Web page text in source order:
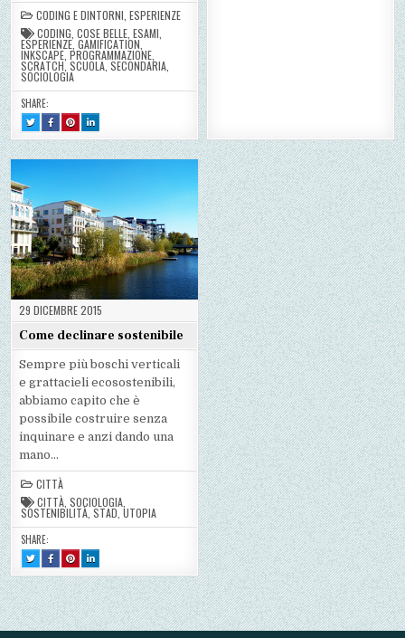
CODING E DINTORNI ,ESPERIENZE
CODING ,COSE BELLE ,ESAMI
ESPERIENZE,GAMIFICATION
INKSCAPE ,PROGRAMMAZIONE
SCRATCH,SCUOLA ,SECONDARIA
SOCIOLOGIA
SHARE:
TWEET
THIS!
:
IL
GIOCO:
SHARE
THIS
ON
FACEBOOK
:
DEI
RAGAZZI
SHARE
THIS
ON
PINTEREST
:
DEI
RAGAZZI
SHARE
THIS
ON
LINKEDIN
:
DEI
RAGAZZI
29 DICEMBRE 2015
Come declinare sostenibile
Sempre più boschi verticali
e grattacieli ecosostenibili,
abbiamo capito che è
possibile costruire senza
inquinare e anzi dando una
mano…
CITTÀ
CITTÀ ,SOCIOLOGIA
SOSTENIBILITÀ ,STAD ,UTOPIA
SHARE:
TWEET
THIS!
:
COME
DECLINARE
SOSTENIBILE
SHARE
THIS
ON
FACEBOOK
:
COME
DECLINARE
SOSTENIBILE
SHARE
THIS
ON
PINTEREST
:
COME
DECLINARE
SOSTENIBILE
SHARE
THIS
ON
LINKEDIN
:
COME
DECLINARE
SOSTENIBILE